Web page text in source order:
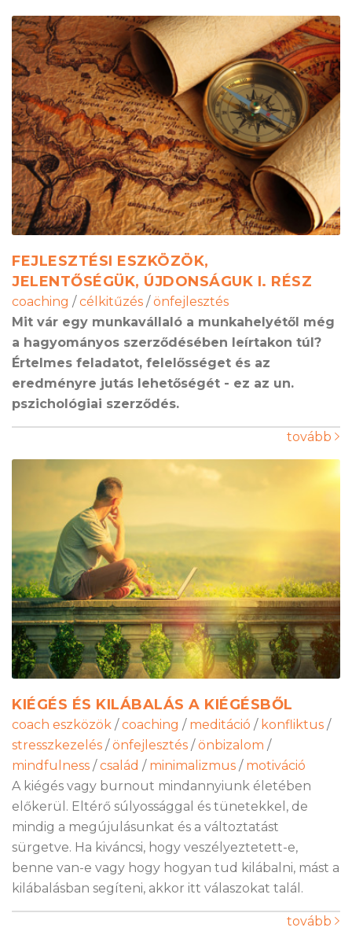
FEJLESZTÉSI ESZKÖZÖK,
JELENTŐSÉGÜK, ÚJDONSÁGUK I. RÉSZ
coaching / célkitűzés / önfejlesztés
Mit vár egy munkavállaló a munkahelyétől még
a hagyományos szerződésében leírtakon túl?
Értelmes feladatot, felelősséget és az
eredményre jutás lehetőségét - ez az un.
pszichológiai szerződés.
tovább
KIÉGÉS ÉS KILÁBALÁS A KIÉGÉSBŐL
coach eszközök / coaching / meditáció / konfliktus /
stresszkezelés / önfejlesztés / önbizalom /
mindfulness / család / minimalizmus / motiváció
A kiégés vagy burnout mindannyiunk életében
előkerül. Eltérő súlyossággal és tünetekkel, de
mindig a megújulásunkat és a változtatást
sürgetve. Ha kiváncsi, hogy veszélyeztetett-e,
benne van-e vagy hogy hogyan tud kilábalni, mást a
kilábalásban segíteni, akkor itt válaszokat talál.
tovább